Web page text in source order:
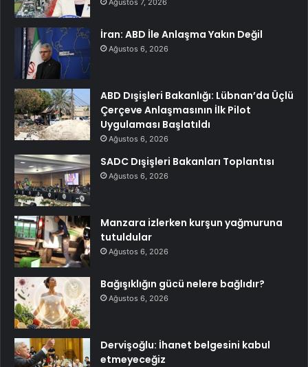
Ağustos 7, 2026
İran: ABD İle Anlaşma Yakın Değil
Ağustos 6, 2026
ABD Dışişleri Bakanlığı: Lübnan’da Üçlü
Çerçeve Anlaşmasının İlk Pilot
Uygulaması Başlatıldı
Ağustos 6, 2026
SADC Dışişleri Bakanları Toplantısı
Ağustos 6, 2026
Manzara izlerken kurşun yağmuruna
tutuldular
Ağustos 6, 2026
Bağışıklığın gücü nelere bağlıdır?
Ağustos 6, 2026
Dervişoğlu: İhanet belgesini kabul
etmeyeceğiz